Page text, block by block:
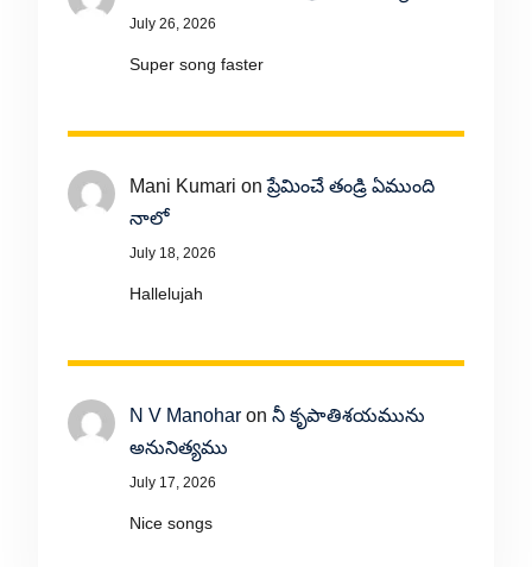
July 26, 2026
Super song faster
Mani Kumari onప్రేమించే తండ్రి ఏముంది
నాలో
July 18, 2026
Hallelujah
N V Manoharon నీ కృపాతిశయమును
అనునిత్యము
July 17, 2026
Nice songs